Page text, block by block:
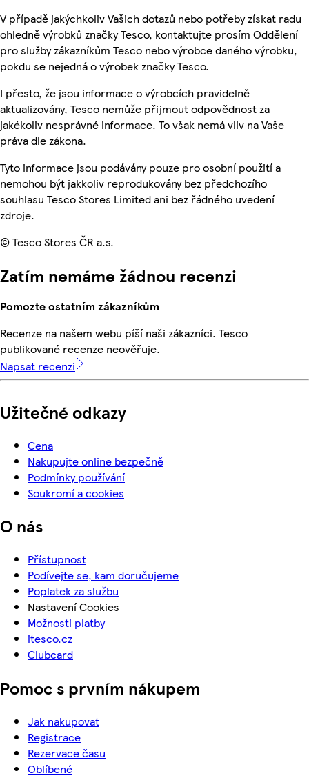
V případě jakýchkoliv Vašich dotazů nebo potřeby získat radu
ohledně výrobků značky Tesco, kontaktujte prosím Oddělení
pro služby zákazníkům Tesco nebo výrobce daného výrobku,
pokdu se nejedná o výrobek značky Tesco.
I přesto, že jsou informace o výrobcích pravidelně
aktualizovány, Tesco nemůže přijmout odpovědnost za
jakékoliv nesprávné informace. To však nemá vliv na Vaše
práva dle zákona.
Tyto informace jsou podávány pouze pro osobní použití a
nemohou být jakkoliv reprodukovány bez předchozího
souhlasu Tesco Stores Limited ani bez řádného uvedení
zdroje.
© Tesco Stores ČR a.s.
Zatím nemáme žádnou recenzi
Pomozte ostatním zákazníkům
Recenze na našem webu píší naši zákazníci. Tesco
publikované recenze neověřuje.
Napsat recenzi
Užitečné odkazy
Cena
Nakupujte online bezpečně
Podmínky používání
Soukromí a cookies
O nás
Přístupnost
Podívejte se, kam doručujeme
Poplatek za službu
Nastavení Cookies
Možnosti platby
itesco.cz
Clubcard
Pomoc s prvním nákupem
Jak nakupovat
Registrace
Rezervace času
Oblíbené